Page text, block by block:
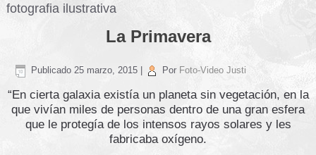
fotografia ilustrativa
La Primavera
Publicado 25 marzo, 2015 Por Foto-Video Justi
“En cierta galaxia existía un planeta sin vegetación, en la
que vivían miles de personas dentro de una gran esfera
que le protegía de los intensos rayos solares y les
fabricaba oxígeno.